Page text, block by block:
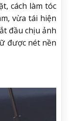
cách làm tóc
vừa tái hiện
đầu chịu ảnh
được nét nền